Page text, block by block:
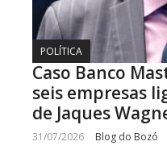
POLÍTICA
Caso Banco
seis empresas
de Jaques
31/07/2026 Blog do Bozó